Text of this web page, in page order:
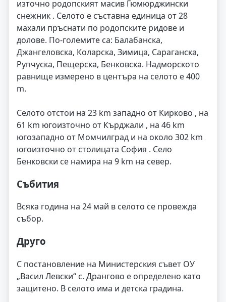
източно родопският масив Гюмюрджински
снежник . Селото е съставна единица от 28
махали пръснати по родопските ридове и
долове. По-големите са: Балабанска,
Джангеловска, Коларска, Зимица, Сараганска,
Рупчуска, Пещерска, Бенковска. Надморското
равнище измерено в центъра на селото е 400
m.
Селото отстои на 23 km западно от Кирково , на
61 km югоизточно от Кърджали , на 46 km
югозападно от Момчилград и на около 302 km
югоизточно от столицата София . Село
Бенковски се намира на 9 km на север.
Събития
Всяка година на 24 май в селото се провежда
събор.
Друго
С постановление на Министерския съвет ОУ
„Васил Левски“ с. Дрангово е определено като
защитено. В селото има и детска градина.